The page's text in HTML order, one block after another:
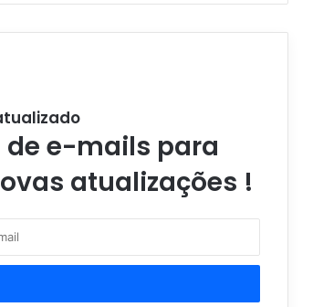
e-mails para
atualizações !